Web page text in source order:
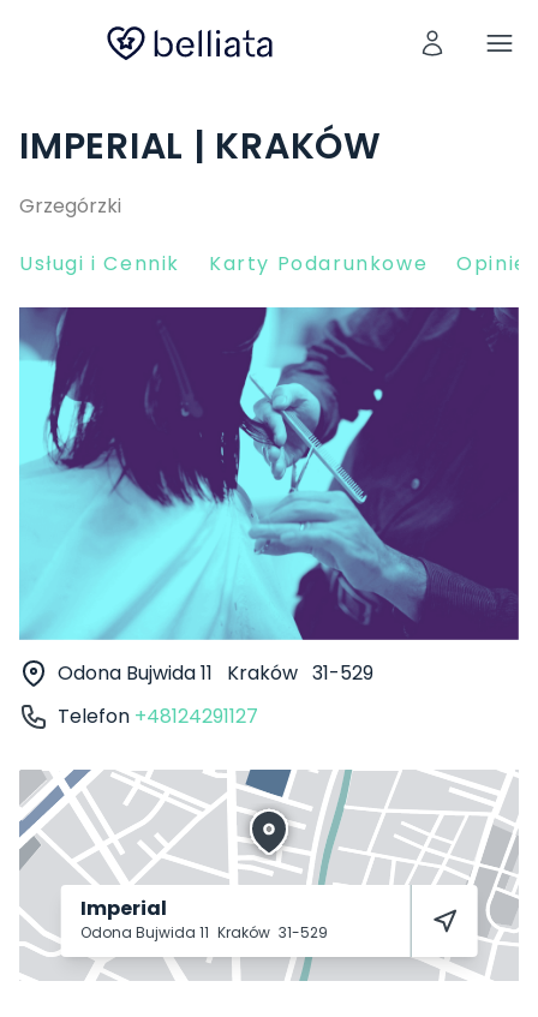
IMPERIAL | KRAKÓW
Grzegórzki
Usługi i Cennik Karty Podarunkowe Opinie
Odona Bujwida 11 Kraków 31-529
Telefon +48124291127
Imperial
Odona Bujwida 11 Kraków 31-529